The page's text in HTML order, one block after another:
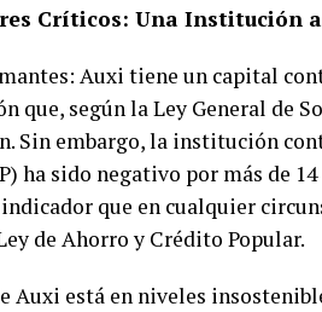
Críticos: Una Institución
Auxi tiene un capital
que, según la Ley General de
Sin embargo, la institución
ha sido negativo por más de
indicador que en cualquier
de Ahorro y Crédito Popular.
Auxi está en niveles